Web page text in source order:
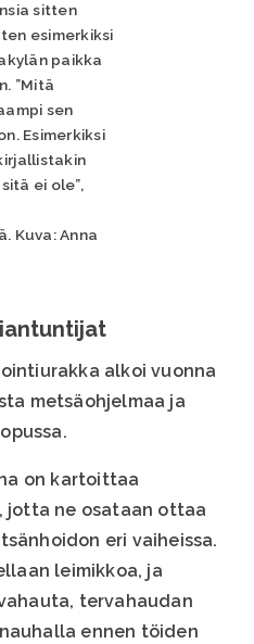
sitten
esimerkiksi
paikka
”Mitä
sen
Esimerkiksi
ei ole”,
Kuva: Anna
alkoi vuonna
metsäohjelmaa ja
on kartoittaa
ne osataan ottaa
eri vaiheissa.
leimikkoa, ja
tervahaudan
ennen töiden